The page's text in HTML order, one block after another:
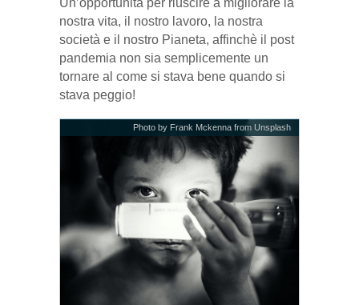
nostra vita, il nostro lavoro, la nostra
società e il nostro Pianeta, affinchè il post
pandemia non sia semplicemente un
tornare al come si stava bene quando si
stava peggio!
Photo by Frank Mckenna from Unsplash